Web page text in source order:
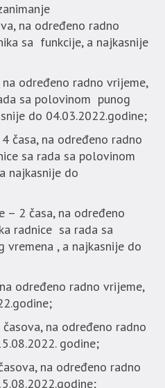
na određeno radno
sa funkcije, a najkasnije
određeno radno vrijeme,
sa polovinom punog
do 04.03.2022.godine;
časa, na određeno radno
sa rada sa polovinom
najkasnije do
– 2 časa, na određeno
radnice sa rada sa
, a najkasnije do
određeno radno vrijeme,
na određeno radno
godine;
na određeno radno